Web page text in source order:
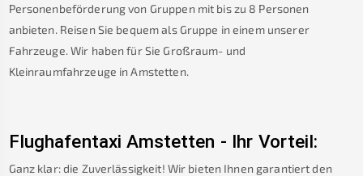
Personenbeförderung von Gruppen mit bis zu 8 Personen
anbieten. Reisen Sie bequem als Gruppe in einem unserer
Fahrzeuge. Wir haben für Sie Großraum- und
Kleinraumfahrzeuge in Amstetten.
Flughafentaxi Amstetten - Ihr Vorteil:
Ganz klar: die Zuverlässigkeit! Wir bieten Ihnen garantiert den